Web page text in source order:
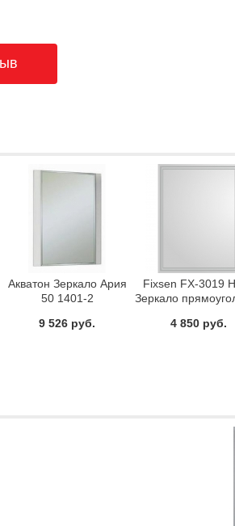
Акватон Зеркало Ария
50 1401-2
9 526 руб.
Fixsen FX-3019
Зеркало
4 850 руб.